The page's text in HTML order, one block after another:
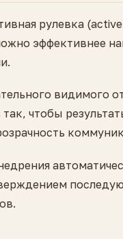
рулевка
эффективнее
видимого
чтобы